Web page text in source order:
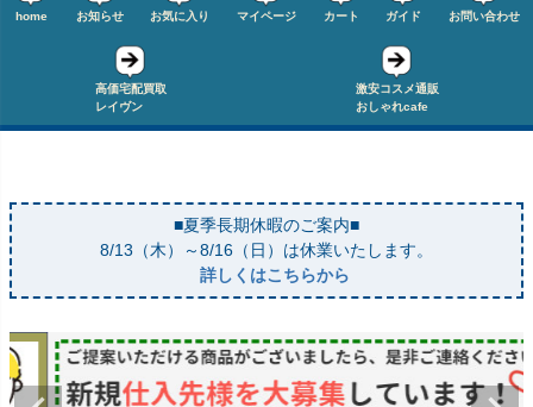
home お知らせ お気に入り マイページ カート ガイド お問い合わせ
高価宅配買取
レイヴン
激安コスメ通販
おしゃれcafe
■夏季長期休暇のご案内■
8/13（木）～8/16（日）は休業いたします。
詳しくはこちらから